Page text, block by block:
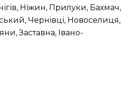
Ніжин, Прилуки, Бахмач,
Чернівці, Новоселиця,
Заставна, Івано-